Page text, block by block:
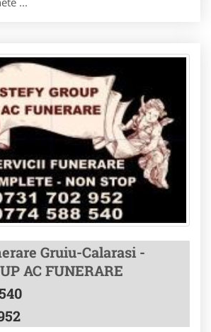
Gruiu-Calarasi -
AC FUNERARE